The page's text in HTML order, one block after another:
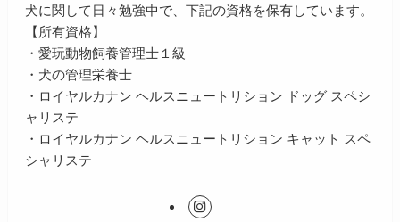
犬に関して日々勉強中で、下記の資格を保有しています。
【所有資格】
・愛玩動物飼養管理士１級
・犬の管理栄養士
・ロイヤルカナン ヘルスニュートリション ドッグ スペシ
ャリステ
・ロイヤルカナン ヘルスニュートリション キャット スペ
シャリステ